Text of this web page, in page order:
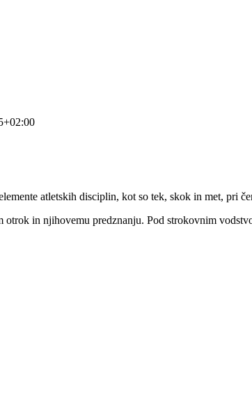
atletskih disciplin, kot so tek, skok in met, pri
in njihovemu predznanju. Pod strokovnim